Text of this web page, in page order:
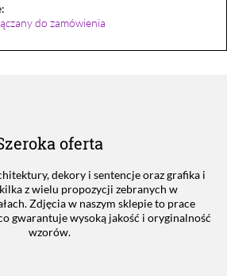
do zamówienia
oferta
dekory i sentencje oraz grafika i
z wielu propozycji zebranych w
Zdjęcia w naszym sklepie to prace
gwarantuje wysoką jakość i oryginalność
wzorów.